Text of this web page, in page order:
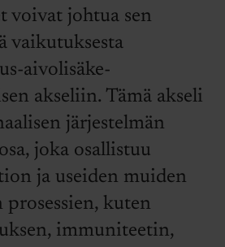
voivat johtua sen
vaikutuksesta
aivolisäke-
akseliin. Tämä akseli
järjestelmän
joka osallistuu
ja useiden muiden
prosessien, kuten
immuniteetin,